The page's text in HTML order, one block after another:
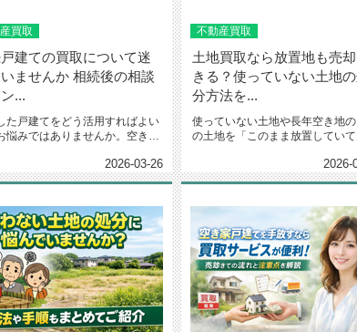
買取
建ての買取について迷
ませんか 相続後の相談
...
た戸建てをどう活用すればよい
悩みではありませんか。空き家
2026-03-26
不動産買取
土地買取なら放置地も売
きる？使っていない土地
分方法を...
使っていない土地や長年空き地の
の土地を「このまま放置してい
2026-